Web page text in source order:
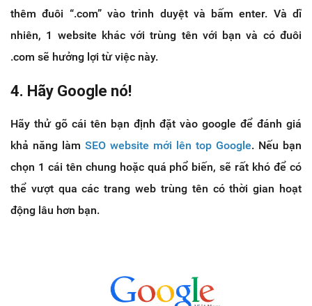
thêm đuôi “.com” vào trình duyệt và bấm enter. Và dĩ
nhiên, 1 website khác với trùng tên với bạn và có đuôi
.com sẽ hưởng lợi từ việc này.
4. Hãy Google nó!
Hãy thử gõ cái tên bạn định đặt vào google để đánh giá
khả năng làm SEO website mới lên top Google. Nếu bạn
chọn 1 cái tên chung hoặc quá phổ biến, sẽ rất khó để có
thể vượt qua các trang web trùng tên có thời gian hoạt
động lâu hơn bạn.